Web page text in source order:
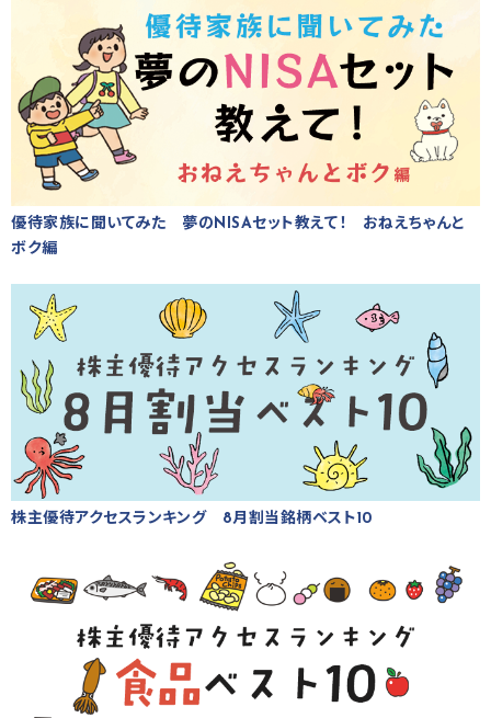
優待家族に聞いてみた 夢のNISAセット教えて！ おねえちゃんと
ボク編
株主優待アクセスランキング 8月割当銘柄ベスト10